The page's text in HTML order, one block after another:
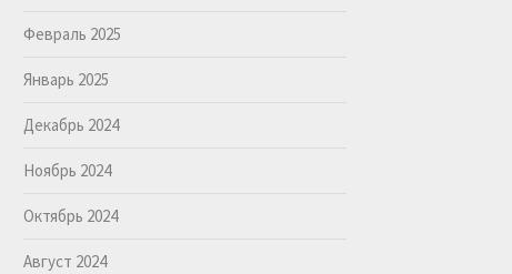
Февраль 2025
Январь 2025
Декабрь 2024
Ноябрь 2024
Октябрь 2024
Август 2024